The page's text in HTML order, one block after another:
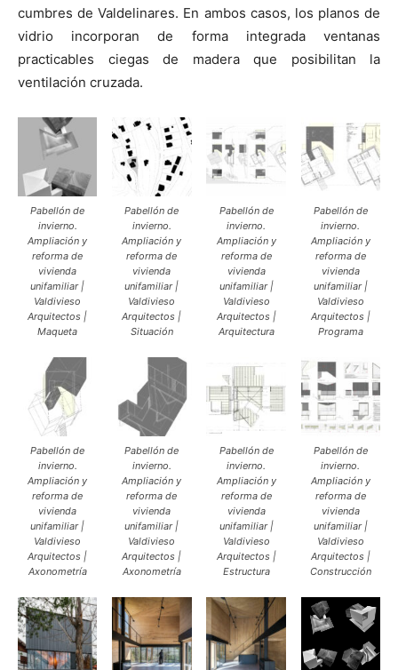
cumbres de Valdelinares. En ambos casos, los planos de
vidrio incorporan de forma integrada ventanas
practicables ciegas de madera que posibilitan la
ventilación cruzada.
Pabellón de
invierno.
Ampliación y
reforma de
vivienda
unifamiliar |
Valdivieso
Arquitectos |
Maqueta
Pabellón de
invierno.
Ampliación y
reforma de
vivienda
unifamiliar |
Valdivieso
Arquitectos |
Situación
Pabellón de
invierno.
Ampliación y
reforma de
vivienda
unifamiliar |
Valdivieso
Arquitectos |
Arquitectura
Pabellón de
invierno.
Ampliación y
reforma de
vivienda
unifamiliar |
Valdivieso
Arquitectos |
Programa
Pabellón de
invierno.
Ampliación y
reforma de
vivienda
unifamiliar |
Valdivieso
Arquitectos |
Axonometría
Pabellón de
invierno.
Ampliación y
reforma de
vivienda
unifamiliar |
Valdivieso
Arquitectos |
Axonometría
Pabellón de
invierno.
Ampliación y
reforma de
vivienda
unifamiliar |
Valdivieso
Arquitectos |
Estructura
Pabellón de
invierno.
Ampliación y
reforma de
vivienda
unifamiliar |
Valdivieso
Arquitectos |
Construcción